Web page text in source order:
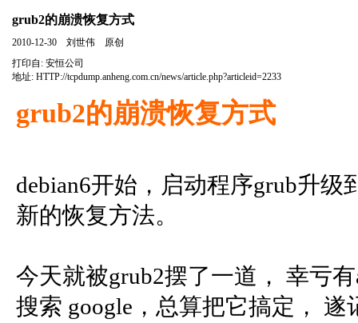
grub2的崩溃恢复方式
2010-12-30 刘世伟 原创
打印自: 安恒公司
地址: HTTP://tcpdump.anheng.com.cn/news/article.php?articleid=2233
grub2的崩溃恢复方式
debian6开始，启动程序grub升
新的恢复方法。
今天就被grub2摆了一道， 幸亏
搜索 google，总算把它搞定，